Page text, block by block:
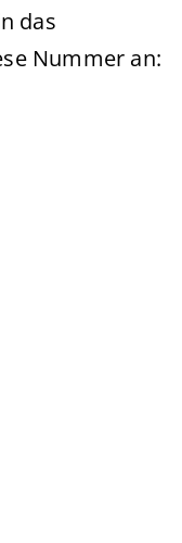
das
Nummer an: